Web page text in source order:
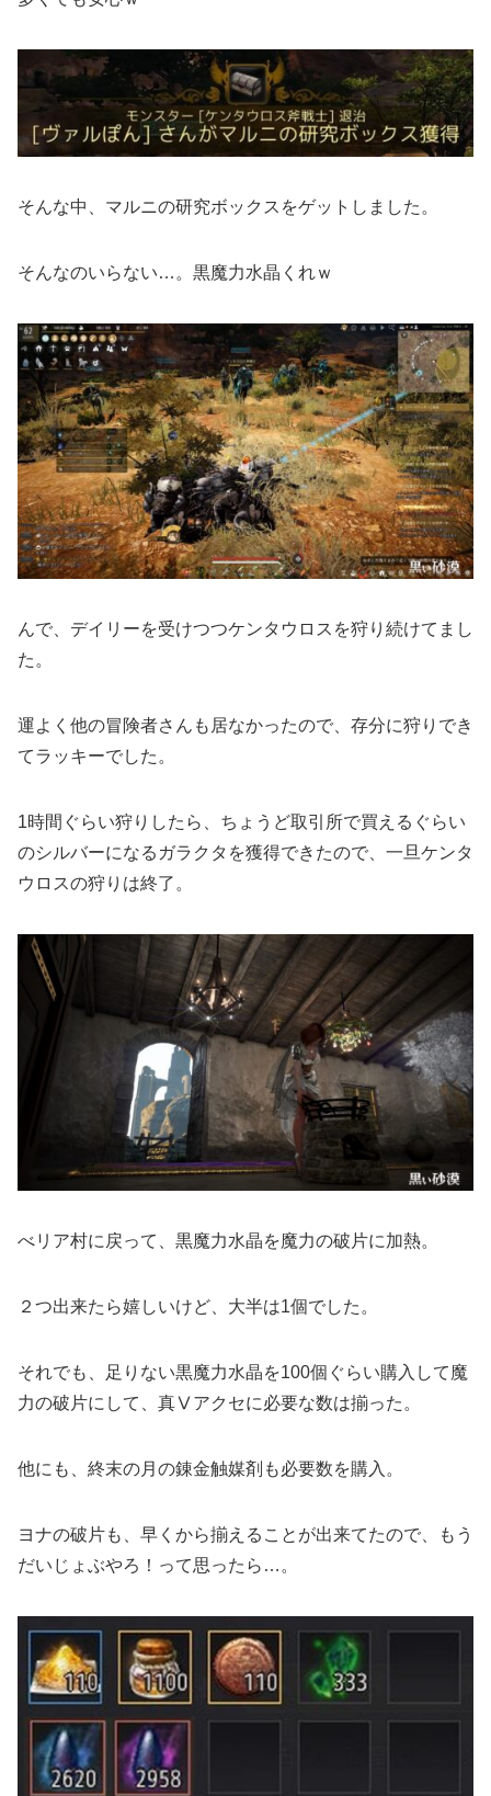
そんな中、マルニの研究ボックスをゲットしました。
そんなのいらない…。黒魔力水晶くれｗ
んで、デイリーを受けつつケンタウロスを狩り続けてまし
た。
運よく他の冒険者さんも居なかったので、存分に狩りでき
てラッキーでした。
1時間ぐらい狩りしたら、ちょうど取引所で買えるぐらい
のシルバーになるガラクタを獲得できたので、一旦ケンタ
ウロスの狩りは終了。
べリア村に戻って、黒魔力水晶を魔力の破片に加熱。
２つ出来たら嬉しいけど、大半は1個でした。
それでも、足りない黒魔力水晶を100個ぐらい購入して魔
力の破片にして、真Ⅴアクセに必要な数は揃った。
他にも、終末の月の錬金触媒剤も必要数を購入。
ヨナの破片も、早くから揃えることが出来てたので、もう
だいじょぶやろ！って思ったら…。